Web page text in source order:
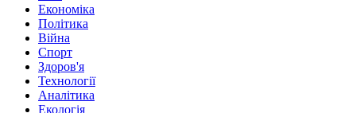
Економіка
Політика
Війна
Спорт
Здоров'я
Технології
Аналітика
Екологія